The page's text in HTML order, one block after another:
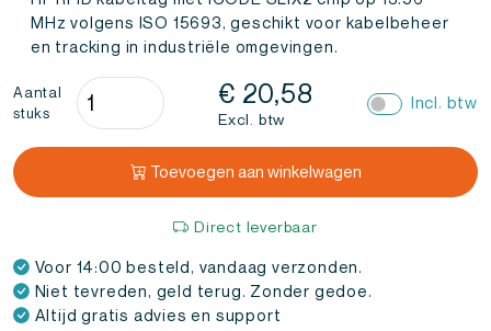
MHz volgens ISO 15693, geschikt voor kabelbeheer
en tracking in industriële omgevingen.
Aantal
stuks
RFID
Kabeltag
Geel
stuks)
aantal
€ 20,58
Excl. btw
Incl. btw
Toevoegen aan winkelwagen
Direct leverbaar
Voor 14:00 besteld, vandaag verzonden.
Niet tevreden, geld terug. Zonder gedoe.
Altijd gratis advies en support